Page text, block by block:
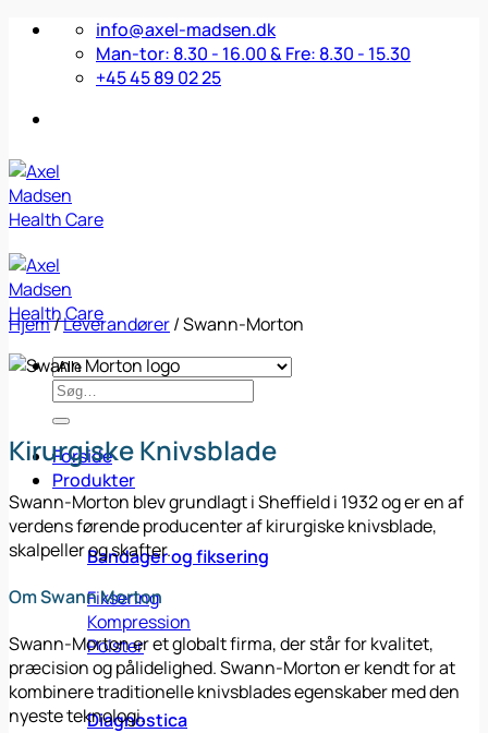
Fortsæt
info@axel-madsen.dk
Man-tor: 8.30 - 16.00 & Fre: 8.30 - 15.30
+45 45 89 02 25
Søg
efter:
Forside
Produkter
Bandager og fiksering
Fiksering
Kompression
Polster
Diagnostica
Hjem/Leverandører/Swann-Morton
Kirurgiske Knivsblade
Swann-Morton blev grundlagt i Sheffield i 1932 og er en af
verdens førende producenter af kirurgiske knivsblade,
skalpeller og skafter.
Om Swann Morton
Swann-Morton er et globalt firma, der står for kvalitet,
præcision og pålidelighed. Swann-Morton er kendt for at
kombinere traditionelle knivsblades egenskaber med den
nyeste teknologi.